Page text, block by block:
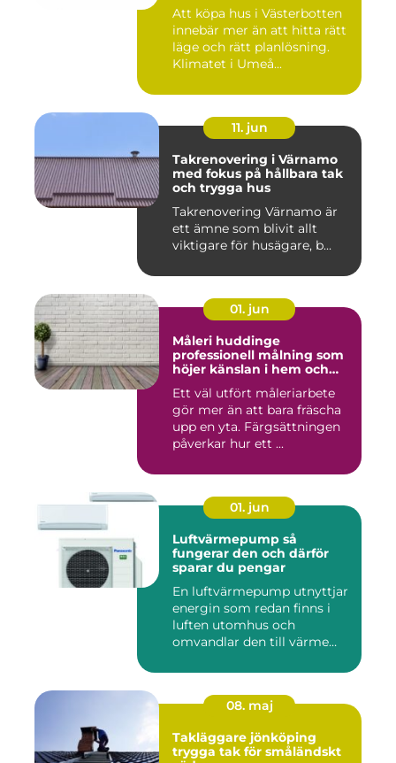
Att köpa hus i Västerbotten
innebär mer än att hitta rätt
läge och rätt planlösning.
Klimatet i Umeå...
11. jun
Takrenovering i Värnamo
med fokus på hållbara tak
och trygga hus
Takrenovering Värnamo är
ett ämne som blivit allt
viktigare för husägare, b...
01. jun
Måleri huddinge
professionell målning som
höjer känslan i hem och
Ett väl utfört måleriarbete
gör mer än att bara fräscha
upp en yta. Färgsättningen
påverkar hur ett ...
01. jun
Luftvärmepump så
fungerar den och därför
sparar du pengar
En luftvärmepump utnyttjar
energin som redan finns i
luften utomhus och
omvandlar den till värme
08. maj
Takläggare jönköping
trygga tak för småländskt